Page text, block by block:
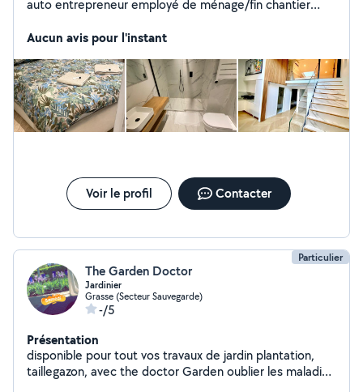
auto entrepreneur employé de ménage/fin chantier
et compétences requises En Villa, et appartement
satisfaction des clients. Secteur. 06 Je vous remercie
d'avance Cordialeme
Aucun avis pour l'instant
Voir le profil Contacter
Particulier
The Garden Doctor
Jardinier
Grasse (Secteur Sauvegarde)
-/5
Présentation
disponible pour tout vos travaux de jardin plantation,
taillegazon, avec the doctor Garden oublier les maladies